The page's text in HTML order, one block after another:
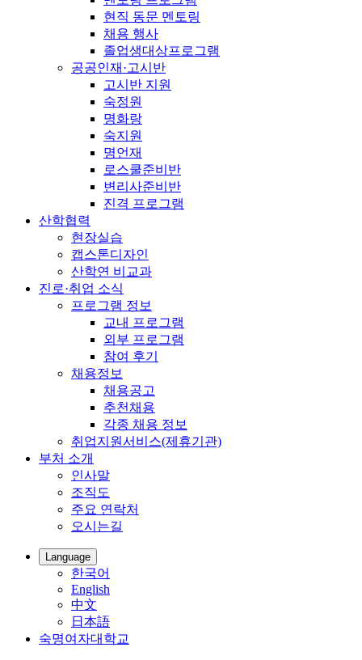
현직 동문 멘토링
채용 행사
졸업생대상프로그램
공공인재·고시반
고시반 지원
숙정원
명화랑
숙지원
명언재
로스쿨준비반
변리사준비반
진격 프로그램
산학협력
현장실습
캡스톤디자인
산학연 비교과
진로·취업 소식
프로그램 정보
교내 프로그램
외부 프로그램
참여 후기
채용정보
채용공고
추천채용
각종 채용 정보
취업지원서비스(제휴기관)
부처 소개
인사말
조직도
주요 연락처
오시는길
Language
한국어
English
中文
日本語
숙명여자대학교